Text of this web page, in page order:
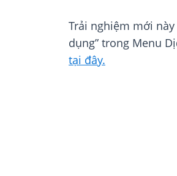
Trải nghiệm mới
dụng” trong Menu
tại đây.